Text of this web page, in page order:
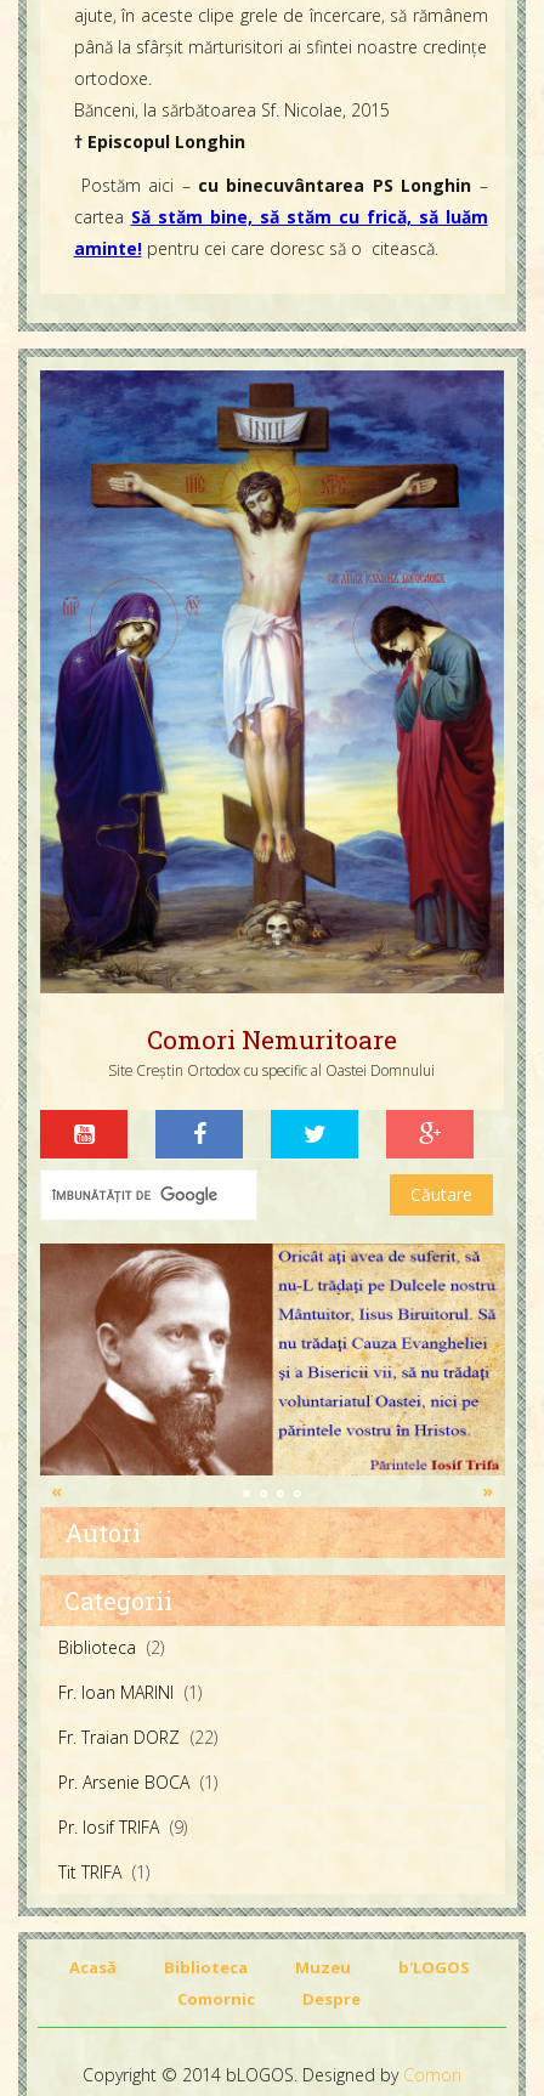
ajute, în aceste clipe grele de încercare, să rămânem
până la sfârșit mărturisitori ai sfintei noastre credințe
ortodoxe.
Bănceni, la sărbătoarea Sf. Nicolae, 2015
† Episcopul Longhin
Postăm aici – cu binecuvântarea PS Longhin –
cartea Să stăm bine, să stăm cu frică, să luăm
aminte! pentru cei care doresc să o citească.
Comori Nemuritoare
Site Creștin Ortodox cu specific al Oastei Domnului
»
«
Autori
Părintele Iosif Trifa
Fratele Traian Dorz
Fratele Ioan Marini
Categorii
Biblioteca (2)
Fr. Ioan MARINI (1)
Fr. Traian DORZ (22)
Pr. Arsenie BOCA (1)
Pr. Iosif TRIFA (9)
Tit TRIFA (1)
Acasă Biblioteca Muzeu
b'LOGOS
Comornic
Despre
Copyright © 2014 bLOGOS. Designed by Comori